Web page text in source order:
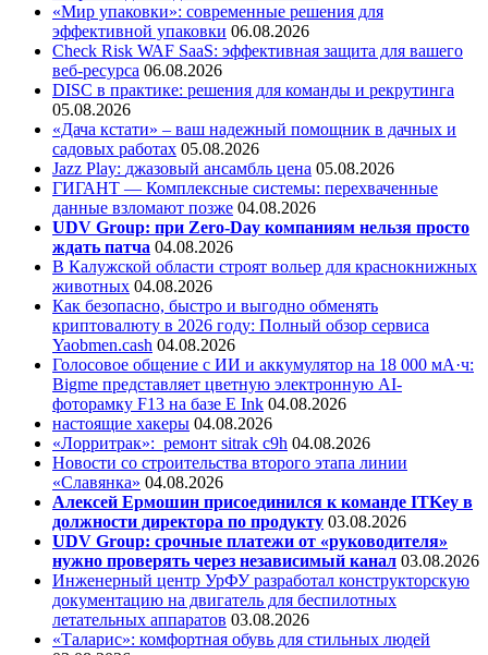
«Мир упаковки»: современные решения для
эффективной упаковки 06.08.2026
Check Risk WAF SaaS: эффективная защита для вашего
веб-ресурса 06.08.2026
DISC в практике: решения для команды и рекрутинга
05.08.2026
«Дача кстати» – ваш надежный помощник в дачных и
садовых работах 05.08.2026
Jazz Play: джазовый ансамбль цена 05.08.2026
ГИГАНТ — Комплексные системы: перехваченные
данные взломают позже 04.08.2026
UDV Group: при Zero-Day компаниям нельзя просто
ждать патча 04.08.2026
В Калужской области строят вольер для краснокнижных
животных 04.08.2026
Как безопасно, быстро и выгодно обменять
криптовалюту в 2026 году: Полный обзор сервиса
Yaobmen.cash 04.08.2026
Голосовое общение с ИИ и аккумулятор на 18 000 мА·ч:
Bigme представляет цветную электронную AI-
фоторамку F13 на базе E Ink 04.08.2026
настоящие хакеры 04.08.2026
«Лорритрак»: ремонт sitrak c9h 04.08.2026
Новости со строительства второго этапа линии
«Славянка» 04.08.2026
Алексей Ермошин присоединился к команде ITKey в
должности директора по продукту 03.08.2026
UDV Group: срочные платежи от «руководителя»
нужно проверять через независимый канал 03.08.2026
Инженерный центр УрФУ разработал конструкторскую
документацию на двигатель для беспилотных
летательных аппаратов 03.08.2026
«Таларис»: комфортная обувь для стильных людей